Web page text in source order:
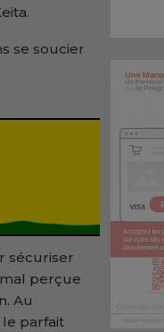
se soucier
sécuriser
perçue
Au
le parfait